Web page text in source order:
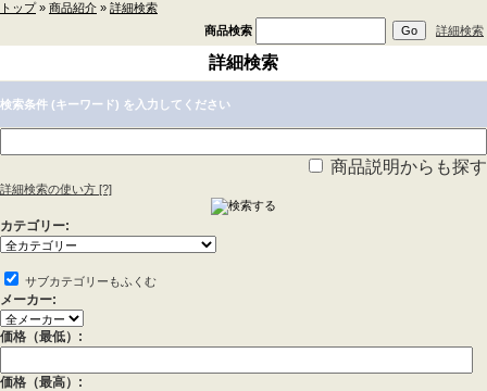
仏具->
厨子(5)
密教用具->
お線香->
進物用お線香->(9)
盆提灯
朱印帳->
神具->(9)
トップ» 商品紹介 » 詳細検索
商品検索
詳細検索
詳細検索
検索条件 (キーワード) を入力してください
商品説明からも探す
詳細検索の使い方 [?]
カテゴリー:
サブカテゴリーもふくむ
メーカー:
価格（最低）:
価格（最高）: